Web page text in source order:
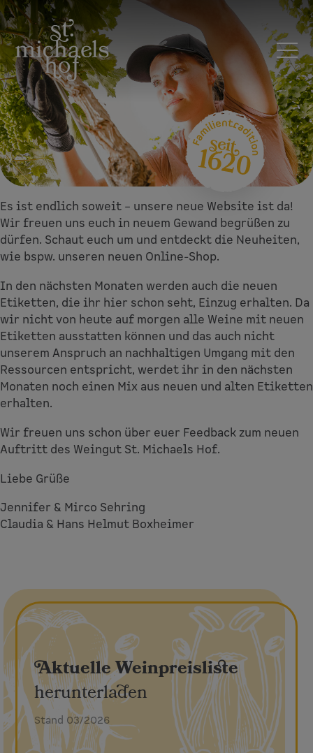
Neue
Website
und
Online-
Shop
Es ist endlich soweit – unsere neue Website ist da!
Wir freuen uns euch in neuem Gewand begrüßen zu
dürfen. Schaut euch um und entdeckt die Neuheiten,
wie bspw. unseren neuen Online-Shop.
In den nächsten Monaten werden auch die neuen
Etiketten, die ihr hier schon seht, Einzug erhalten. Da
wir nicht von heute auf morgen alle Weine mit neuen
Etiketten ausstatten können und das auch nicht
unserem Anspruch an nachhaltigen Umgang mit den
Ressourcen entspricht, werdet ihr in den nächsten
Monaten noch einen Mix aus neuen und alten Etiketten
erhalten.
Wir freuen uns schon über euer Feedback zum neuen
Auftritt des Weingut St. Michaels Hof.
Liebe Grüße
Jennifer & Mirco Sehring
Claudia & Hans Helmut Boxheimer
Aktuelle Weinpreisliste
herunterladen
Stand 03/2026